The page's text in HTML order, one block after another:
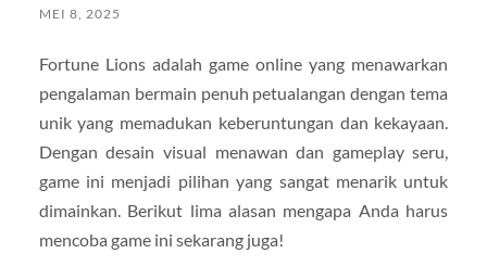
MEI 8, 2025
Fortune Lions adalah game online yang menawarkan
pengalaman bermain penuh petualangan dengan tema
unik yang memadukan keberuntungan dan kekayaan.
Dengan desain visual menawan dan gameplay seru,
game ini menjadi pilihan yang sangat menarik untuk
dimainkan. Berikut lima alasan mengapa Anda harus
mencoba game ini sekarang juga!